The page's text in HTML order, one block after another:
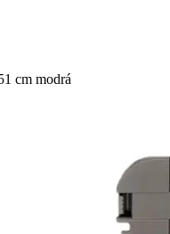
cm modrá